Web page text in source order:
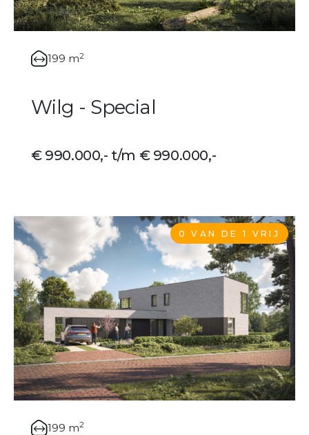
199 m2
Wilg - Special
€ 990.000,- t/m € 990.000,-
0 VAN DE 1 VRIJ
199 m2